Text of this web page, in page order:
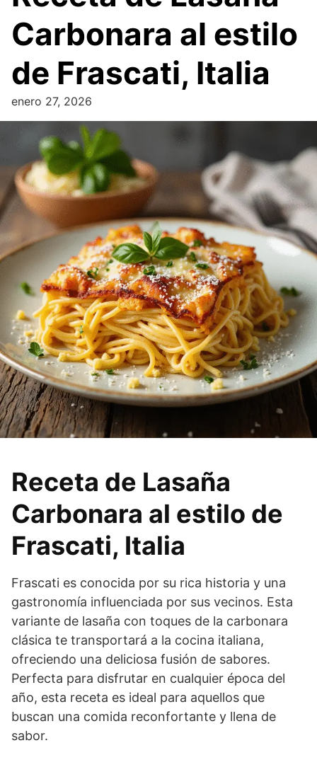
Carbonara al estilo
de Frascati, Italia
enero 27, 2026
Receta de Lasaña
Carbonara al estilo de
Frascati, Italia
Frascati es conocida por su rica historia y una
gastronomía influenciada por sus vecinos. Esta
variante de lasaña con toques de la carbonara
clásica te transportará a la cocina italiana,
ofreciendo una deliciosa fusión de sabores.
Perfecta para disfrutar en cualquier época del
año, esta receta es ideal para aquellos que
buscan una comida reconfortante y llena de
sabor.